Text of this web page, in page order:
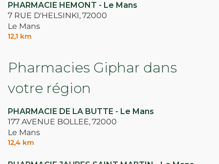
PHARMACIE HEMONT - Le Mans
7 RUE D'HELSINKI,72000
Le Mans
12,1 km
Pharmacies Giphar dans
votre région
PHARMACIE DE LA BUTTE - Le Mans
177 AVENUE BOLLEE,72000
Le Mans
12,4 km